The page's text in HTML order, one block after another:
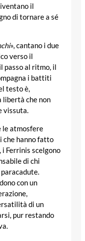
il
di tornare a sé
», cantano i due
verso il
passo al ritmo, il
i battiti
testo è,
libertà che non
vissuta.
le atmosfere
che hanno fatto
Ferrinis scelgono
di chi
con un
di un
pur restando